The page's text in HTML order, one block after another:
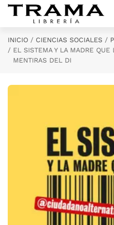
Saltar al contenido principal
INICIO CIENCIAS SOCIALES
EL SISTEMA Y LA MADRE QUE
MENTIRAS DEL DI